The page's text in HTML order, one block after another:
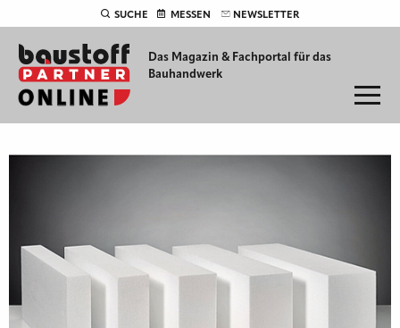
SUCHE MESSEN NEWSLETTER
Das Magazin & Fachportal für das
Bauhandwerk